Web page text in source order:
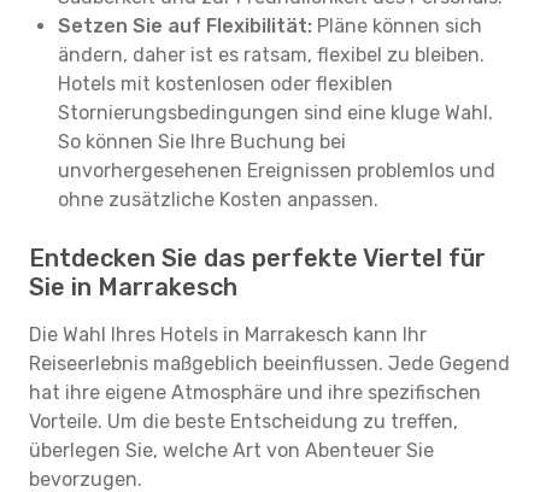
Setzen Sie auf Flexibilität: Pläne können sich
ändern, daher ist es ratsam, flexibel zu bleiben.
Hotels mit kostenlosen oder flexiblen
Stornierungsbedingungen sind eine kluge Wahl.
So können Sie Ihre Buchung bei
unvorhergesehenen Ereignissen problemlos und
ohne zusätzliche Kosten anpassen.
Entdecken Sie das perfekte Viertel für
Sie in Marrakesch
Die Wahl Ihres Hotels in Marrakesch kann Ihr
Reiseerlebnis maßgeblich beeinflussen. Jede Gegend
hat ihre eigene Atmosphäre und ihre spezifischen
Vorteile. Um die beste Entscheidung zu treffen,
überlegen Sie, welche Art von Abenteuer Sie
bevorzugen.